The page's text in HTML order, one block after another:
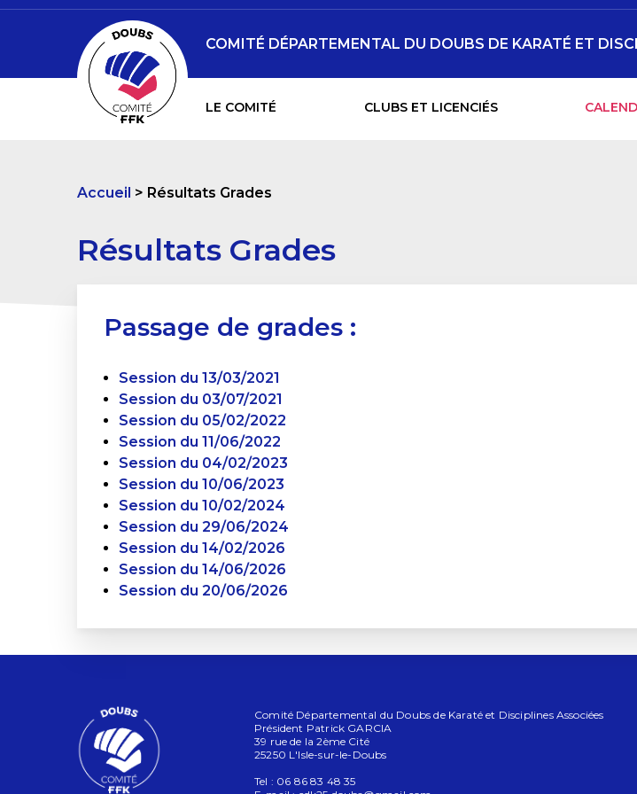
LE COMITÉ CLUBS ET LICENCIÉS
COMITÉ DÉPARTEMENTAL DU DOUBS DE KARATÉ ET
Accueil Résultats Grades
Résultats Grades
Passage de grades :
Session du 13/03/2021
Session du 03/07/2021
Session du 05/02/2022
Session du 11/06/2022
Session du 04/02/2023
Session du 10/06/2023
Session du 10/02/2024
Session du 29/06/2024
Session du 14/02/2026
Session du 14/06/2026
Session du 20/06/2026
Comité Départemental du Doubs de Karaté et Disciplines Associées
Président Patrick GARCIA
39 rue de la 2ème Cité
25250 L'Isle-sur-le-Doubs
Tel : 06 86 83 48 35